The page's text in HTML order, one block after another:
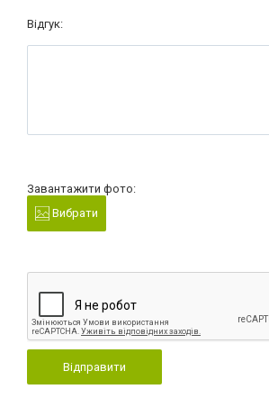
Відгук:
Завантажити фото:
Вибрати
Відправити